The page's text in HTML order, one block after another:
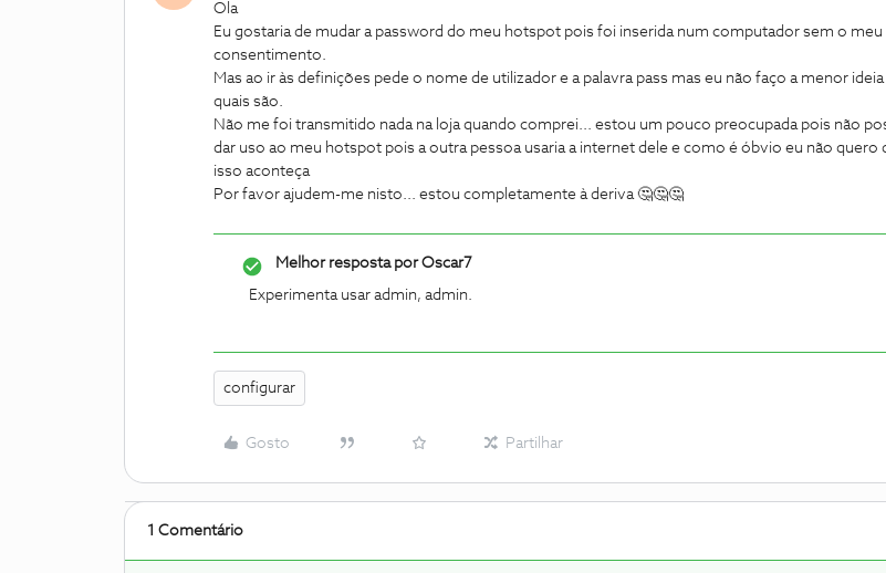
Ola
Eu gostaria de mudar a password do meu hotspot pois foi inserida num computador sem o meu
consentimento.
Mas ao ir às definições pede o nome de utilizador e a palavra pass mas eu não faço a menor ideia
quais são.
Não me foi transmitido nada na loja quando comprei... estou um pouco preocupada pois não
dar uso ao meu hotspot pois a outra pessoa usaria a internet dele e como é óbvio eu não quero
isso aconteça
Por favor ajudem-me nisto... estou completamente à deriva 🤔🤔🤔
Melhor resposta porOscar7
Experimenta usar admin, admin.
configurar
Gosto Partilhar
1 Comentário